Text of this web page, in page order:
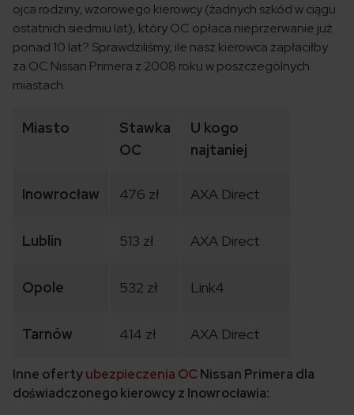
ojca rodziny, wzorowego kierowcy (żadnych szkód w ciągu
ostatnich siedmiu lat), który OC opłaca nieprzerwanie już
ponad 10 lat? Sprawdziliśmy, ile nasz kierowca zapłaciłby
za OC Nissan Primera z 2008 roku w poszczególnych
miastach.
Miasto
Stawka
OC
U kogo
najtaniej
Inowrocław 476 zł AXA Direct
Lublin 513 zł AXA Direct
Opole 532 zł Link4
Tarnów 414 zł AXA Direct
Inne ofertyubezpieczenia OC Nissan Primera dla
doświadczonego kierowcy z Inowrocławia: